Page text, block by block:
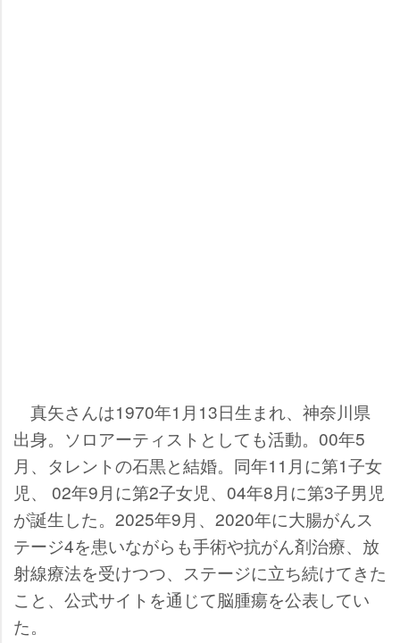
真矢さんは1970年1月13日生まれ、神奈川県
出身。ソロアーティストとしても活動。00年5
月、タレントの石黒と結婚。同年11月に第1子女
児、 02年9月に第2子女児、04年8月に第3子男児
が誕生した。2025年9月、2020年に大腸がんス
テージ4を患いながらも手術や抗がん剤治療、放
射線療法を受けつつ、ステージに立ち続けてきた
こと、公式サイトを通じて脳腫瘍を公表してい
た。